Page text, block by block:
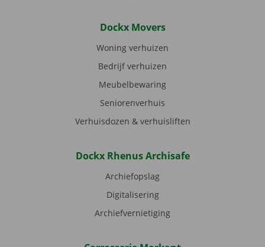
Dockx Movers
Woning verhuizen
Bedrijf verhuizen
Meubelbewaring
Seniorenverhuis
Verhuisdozen & verhuisliften
Dockx Rhenus Archisafe
Archiefopslag
Digitalisering
Archiefvernietiging